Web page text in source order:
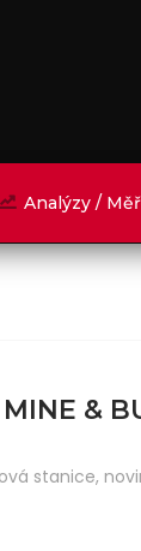
Analýzy /
&
stanice,